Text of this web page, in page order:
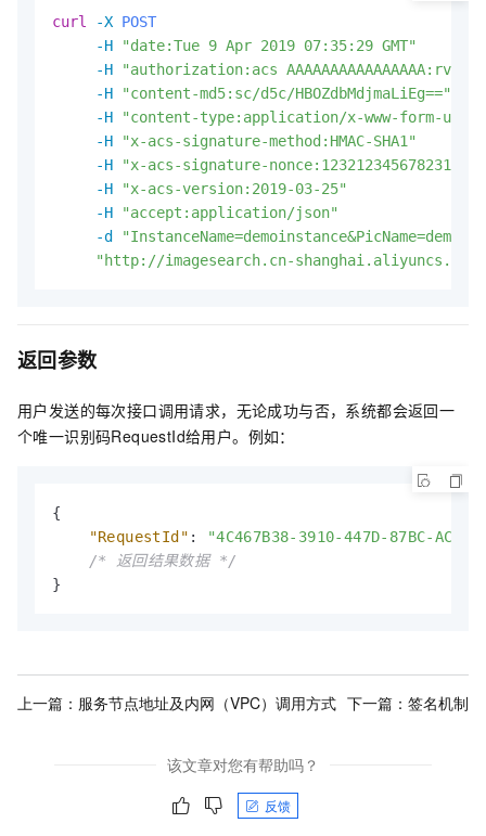
curl -X POST
-H
"date:Tue 9 Apr 2019 07:35:29 GMT"
-H
"authorization:acs
-H
"content-md5:sc/d5c/HBOZdbMdjmaLiEg=="
-H
"content-type:application/x-www-form-
-H
"x-acs-signature-method:HMAC-SHA1"
-H
"x-acs-signature-nonce:123212345678231234"
-H
"x-acs-version:2019-03-25"
-H
"accept:application/json"
-d
"http://imagesearch.cn-
返回参数
用户发送的每次接口调用请求，无论成功与否，系统都会返回一
个唯一识别码RequestId给用户。例如：
{
"RequestId" :
"4C467B38-3910-447D-87BC-
/* 返回结果数据 */
}
上一篇： 服务节点地址及内网（VPC）调用方式 下一篇： 签名机制
该文章对您有帮助吗？
反馈